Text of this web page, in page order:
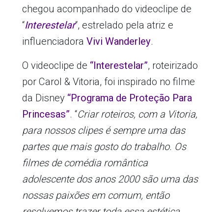
chegou acompanhado do videoclipe de
“Interestelar“, estrelado pela atriz e
influenciadora Vivi Wanderley.
O videoclipe de “Interestelar”, roteirizado
por Carol & Vitoria, foi inspirado no filme
da Disney “Programa de Proteção Para
Princesas”. “Criar roteiros, com a Vitoria,
para nossos clipes é sempre uma das
partes que mais gosto do trabalho. Os
filmes de comédia romântica
adolescente dos anos 2000 são uma das
nossas paixões em comum, então